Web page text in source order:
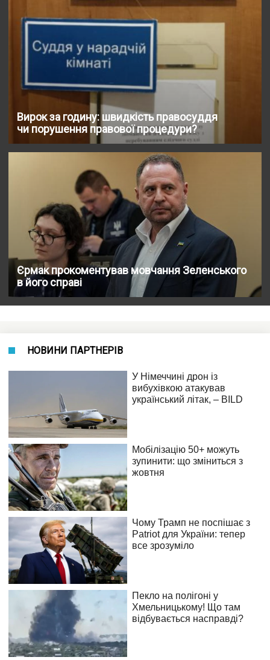
Вирок за годину: швидкість правосуддя
чи порушення правової процедури?
Єрмак прокоментував мовчання Зеленського
в його справі
НОВИНИ ПАРТНЕРІВ